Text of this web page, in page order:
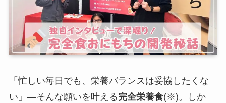
「忙しい毎日でも、栄養バランスは妥協したくな
い」―そんな願いを叶える完全栄養食(※)。しか